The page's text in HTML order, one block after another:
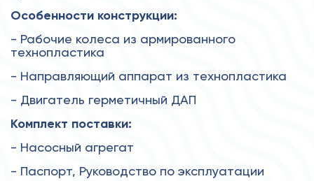
Особенности конструкции:
- Рабочие колеса из армированного
технопластика
- Направляющий аппарат из технопластика
- Двигатель герметичный ДАП
Комплект поставки:
- Насосный агрегат
- Паспорт, Руководство по эксплуатации